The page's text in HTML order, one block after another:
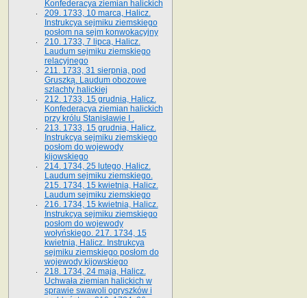
Konfederacya ziemian halickich­
209. 1733, 10 marca, Halicz.
Instrukcya sejmiku ziemskiego
posłom na sejm konwokacyjny
210. 1733, 7 lipca, Halicz.
Laudum sejmiku ziemskiego
relacyjnego
211. 1733, 31 sierpnia, pod
Gruszką. Laudum obozowe
szlachty halickiej
212. 1733, 15 grudnia, Halicz.
Konfederacya ziemian halickich
przy królu Stanisławie I .
213. 1733, 15 grudnia, Halicz.
Instrukcya sejmiku ziemskiego
posłom do wojewody
kijowskiego
214. 1734, 25 lutego, Halicz.
Laudum sejmiku ziemskiego.
215. 1734, 15 kwietnia, Halicz.
Laudum sejmiku ziemskiego
216. 1734, 15 kwietnia, Halicz.
Instrukcya sejmiku ziemskiego
posłom do wojewody
wołyńskiego. 217. 1734, 15
kwietnia, Halicz. Instrukcya
sejmiku ziemskiego posłom do
wojewody kijowskiego
218. 1734, 24 maja, Halicz.
Uchwała ziemian halickich w
sprawie swawoli opryszków i